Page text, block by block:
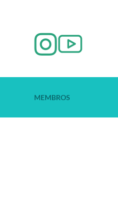
MEMBROS